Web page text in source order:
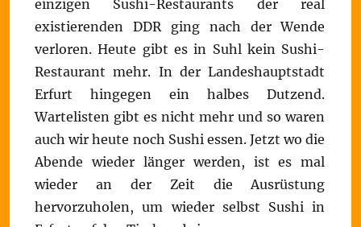
einzigen Sushi-Restaurants der real
existierenden DDR ging nach der Wende
verloren. Heute gibt es in Suhl kein Sushi-
Restaurant mehr. In der Landeshauptstadt
Erfurt hingegen ein halbes Dutzend.
Wartelisten gibt es nicht mehr und so waren
auch wir heute noch Sushi essen. Jetzt wo die
Abende wieder länger werden, ist es mal
wieder an der Zeit die Ausrüstung
hervorzuholen, um wieder selbst Sushi in